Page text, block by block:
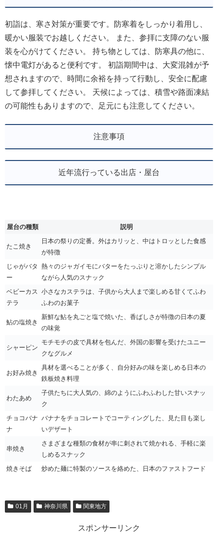
初詣は、寒さ対策が重要です。防寒着をしっかり着用し、
暖かい服装でお越しください。 また、参拝に支障のない服
装を心がけてください。 持ち物としては、防寒具の他に、
懐中電灯があると便利です。 初詣期間中は、大変混雑が予
想されますので、時間に余裕を持って行動し、安全に配慮
して参拝してください。 天候によっては、積雪や路面凍結
の可能性もありますので、足元にも注意してください。
注意事項
近年流行っている出店・屋台
屋台の種類 説明
たこ焼き
日本の祭りの定番。外はカリッと、中はトロッとした食感
が特徴
じゃがバタ
ー
熱々のジャガイモにバターをたっぷりと溶かしたシンプル
ながら人気のスナック
ベビーカス
テラ
小さなカステラは、子供から大人まで楽しめる甘くてふわ
ふわのお菓子
鮎の塩焼き
新鮮な鮎を丸ごと塩で焼いた、香ばしさが特徴の日本の夏
の味覚
シャーピン
モチモチの皮で具材を包んだ、外国の影響を受けたユニー
クなグルメ
お好み焼き
具材を選べることが多く、自分好みの味を楽しめる日本の
鉄板焼き料理
わたあめ
子供たちに大人気の、綿のようにふわふわした甘いスナッ
ク
チョコバナ
ナ
バナナをチョコレートでコーティングした、見た目も楽し
いデザート
串焼き
さまざまな種類の食材が串に刺されて焼かれる、手軽に楽
しめるスナック
焼きそば
炒めた麺に特製のソースを絡めた、日本のファストフード
01月 神奈川県 関東地方
スポンサーリンク